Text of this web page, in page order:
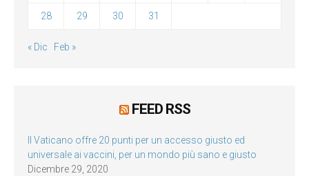
28 29 30 31
« Dic Feb »
FEED RSS
Il Vaticano offre 20 punti per un accesso giusto ed
universale ai vaccini, per un mondo più sano e giusto
Dicembre 29, 2020